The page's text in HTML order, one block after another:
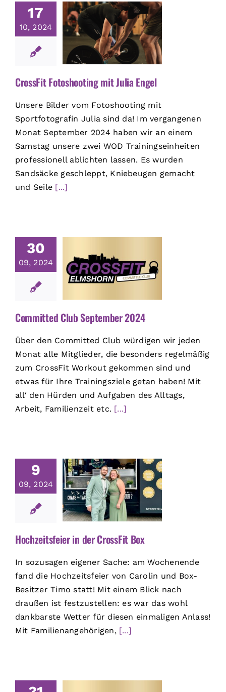
17
10, 2024
CrossFit Fotoshooting mit Julia Engel
Unsere Bilder vom Fotoshooting mit
Sportfotografin Julia sind da! Im vergangenen
Monat September 2024 haben wir an einem
Samstag unsere zwei WOD Trainingseinheiten
professionell ablichten lassen. Es wurden
Sandsäcke geschleppt, Kniebeugen gemacht
und Seile [...]
30
09, 2024
Committed Club September 2024
Über den Committed Club würdigen wir jeden
Monat alle Mitglieder, die besonders regelmäßig
zum CrossFit Workout gekommen sind und
etwas für Ihre Trainingsziele getan haben! Mit
all‘ den Hürden und Aufgaben des Alltags,
Arbeit, Familienzeit etc. [...]
9
09, 2024
Hochzeitsfeier in der CrossFit Box
In sozusagen eigener Sache: am Wochenende
fand die Hochzeitsfeier von Carolin und Box-
Besitzer Timo statt! Mit einem Blick nach
draußen ist festzustellen: es war das wohl
dankbarste Wetter für diesen einmaligen Anlass!
Mit Familienangehörigen,[...]